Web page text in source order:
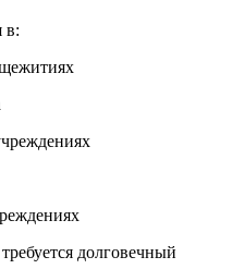
в:
долговечный